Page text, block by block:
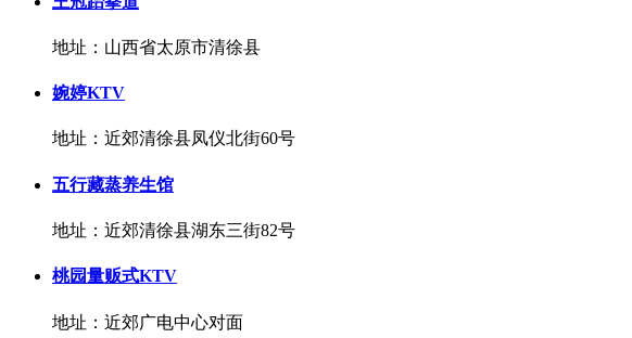
地址：山西省太原市清徐县
婉婷KTV
地址：近郊清徐县凤仪北街60号
五行藏蒸养生馆
地址：近郊清徐县湖东三街82号
桃园量贩式KTV
地址：近郊广电中心对面